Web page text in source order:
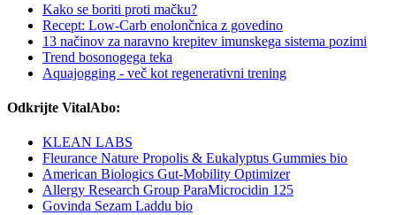
Kako se boriti proti mačku?
Recept: Low-Carb enolončnica z govedino
13 načinov za naravno krepitev imunskega sistema pozimi
Trend bosonogega teka
Aquajogging - več kot regenerativni trening
Odkrijte VitalAbo:
KLEAN LABS
Fleurance Nature Propolis & Eukalyptus Gummies bio
American Biologics Gut-Mobility Optimizer
Allergy Research Group ParaMicrocidin 125
Govinda Sezam Laddu bio